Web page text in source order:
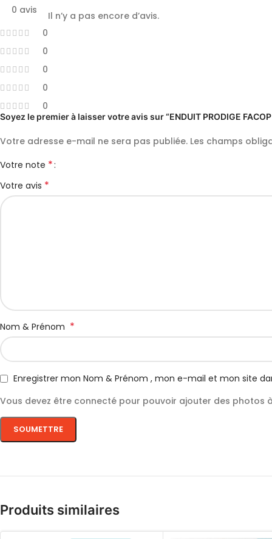
0 avis
0
0
0
0
0
Il n’y a pas encore d’avis.
Soyez le premier à laisser votre avis sur “ENDUIT PRODIGE FACOP
Votre adresse e-mail ne sera pas publiée. Les champs
Votre note *
Votre avis *
Nom & Prénom *
Enregistrer mon Nom & Prénom , mon e-mail et mon site
Vous devez être connecté pour pouvoir ajouter des photos
Produits similaires